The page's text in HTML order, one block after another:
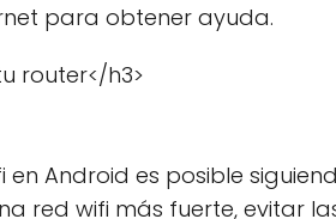
para obtener ayuda.
router</h3>
en Android es posible
red wifi más fuerte, evitar